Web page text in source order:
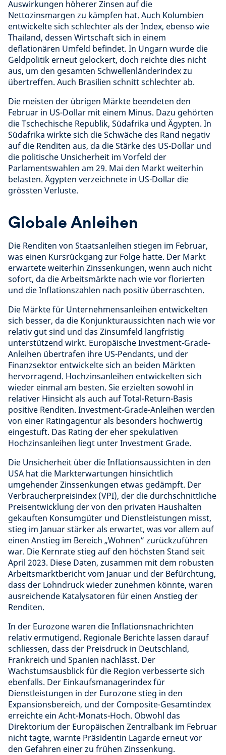
Auswirkungen höherer Zinsen auf die
Nettozinsmargen zu kämpfen hat. Auch Kolumbien
entwickelte sich schlechter als der Index, ebenso wie
Thailand, dessen Wirtschaft sich in einem
deflationären Umfeld befindet. In Ungarn wurde die
Geldpolitik erneut gelockert, doch reichte dies nicht
aus, um den gesamten Schwellenländerindex zu
übertreffen. Auch Brasilien schnitt schlechter ab.
Die meisten der übrigen Märkte beendeten den
Februar in US-Dollar mit einem Minus. Dazu gehörten
die Tschechische Republik, Südafrika und Ägypten. In
Südafrika wirkte sich die Schwäche des Rand negativ
auf die Renditen aus, da die Stärke des US-Dollar und
die politische Unsicherheit im Vorfeld der
Parlamentswahlen am 29. Mai den Markt weiterhin
belasten. Ägypten verzeichnete in US-Dollar die
grössten Verluste.
Globale Anleihen
Die Renditen von Staatsanleihen stiegen im Februar,
was einen Kursrückgang zur Folge hatte. Der Markt
erwartete weiterhin Zinssenkungen, wenn auch nicht
sofort, da die Arbeitsmärkte nach wie vor florierten
und die Inflationszahlen nach positiv überraschten.
Die Märkte für Unternehmensanleihen entwickelten
sich besser, da die Konjunkturaussichten nach wie vor
relativ gut sind und das Zinsumfeld langfristig
unterstützend wirkt. Europäische Investment-Grade-
Anleihen übertrafen ihre US-Pendants, und der
Finanzsektor entwickelte sich an beiden Märkten
hervorragend. Hochzinsanleihen entwickelten sich
wieder einmal am besten. Sie erzielten sowohl in
relativer Hinsicht als auch auf Total-Return-Basis
positive Renditen. Investment-Grade-Anleihen werden
von einer Ratingagentur als besonders hochwertig
eingestuft. Das Rating der eher spekulativen
Hochzinsanleihen liegt unter Investment Grade.
Die Unsicherheit über die Inflationsaussichten in den
USA hat die Markterwartungen hinsichtlich
umgehender Zinssenkungen etwas gedämpft. Der
Verbraucherpreisindex (VPI), der die durchschnittliche
Preisentwicklung der von den privaten Haushalten
gekauften Konsumgüter und Dienstleistungen misst,
stieg im Januar stärker als erwartet, was vor allem auf
einen Anstieg im Bereich „Wohnen” zurückzuführen
war. Die Kernrate stieg auf den höchsten Stand seit
April 2023. Diese Daten, zusammen mit dem robusten
Arbeitsmarktbericht vom Januar und der Befürchtung,
dass der Lohndruck wieder zunehmen könnte, waren
ausreichende Katalysatoren für einen Anstieg der
Renditen.
In der Eurozone waren die Inflationsnachrichten
relativ ermutigend. Regionale Berichte lassen darauf
schliessen, dass der Preisdruck in Deutschland,
Frankreich und Spanien nachlässt. Der
Wachstumsausblick für die Region verbesserte sich
ebenfalls. Der Einkaufsmanagerindex für
Dienstleistungen in der Eurozone stieg in den
Expansionsbereich, und der Composite-Gesamtindex
erreichte ein Acht-Monats-Hoch. Obwohl das
Direktorium der Europäischen Zentralbank im Februar
nicht tagte, warnte Präsidentin Lagarde erneut vor
den Gefahren einer zu frühen Zinssenkung.